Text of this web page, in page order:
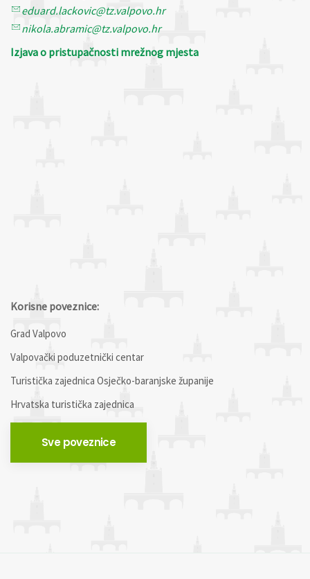
eduard.lackovic@tz.valpovo.hr
nikola.abramic@tz.valpovo.hr
Izjava o pristupačnosti mrežnog mjesta
Korisne poveznice:
Grad Valpovo
Valpovački poduzetnički centar
Turistička zajednica Osječko-baranjske županije
Hrvatska turistička zajednica
Sve poveznice